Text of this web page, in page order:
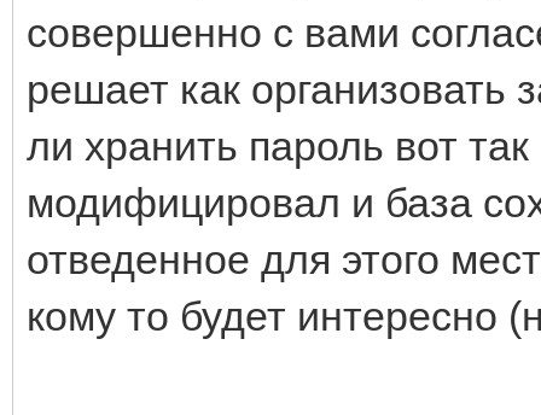
совершенно с вами
решает как организовать
ли хранить пароль вот
модифицировал и база
отведенное для этого
кому то будет интересно